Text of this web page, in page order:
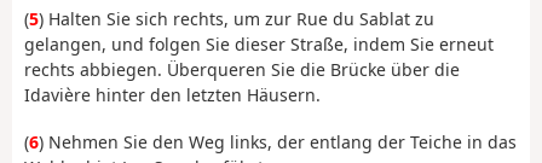
(5) Halten Sie sich rechts, um zur Rue du Sablat zu
gelangen, und folgen Sie dieser Straße, indem Sie erneut
rechts abbiegen. Überqueren Sie die Brücke über die
Idavière hinter den letzten Häusern.
(6) Nehmen Sie den Weg links, der entlang der Teiche in das